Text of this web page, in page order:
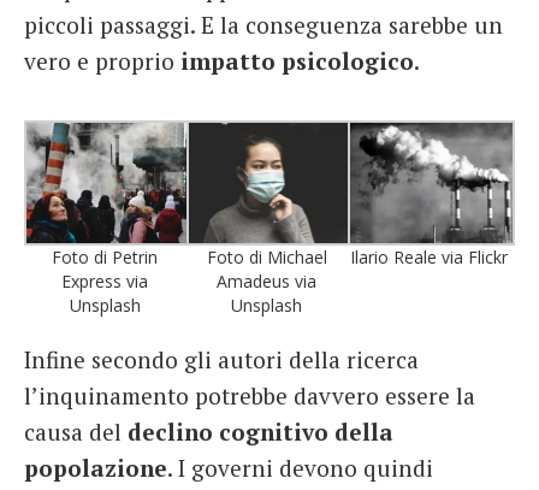
piccoli passaggi. E la conseguenza sarebbe un
vero e proprio impatto psicologico.
Foto di Petrin
Express via
Unsplash
Foto di Michael
Amadeus via
Unsplash
Ilario Reale via Flickr
Infine secondo gli autori della ricerca
l’inquinamento potrebbe davvero essere la
causa del declino cognitivo della
popolazione. I governi devono quindi